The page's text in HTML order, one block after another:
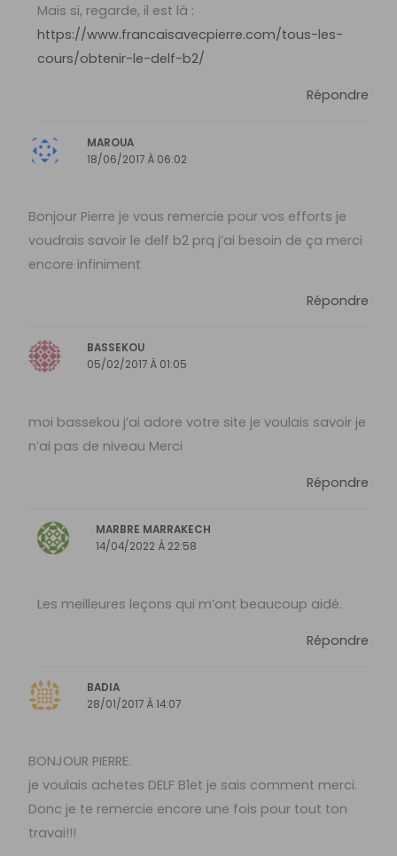
Mais si, regarde, il est là :
https://www.francaisavecpierre.com/tous-les-
cours/obtenir-le-delf-b2/
Répondre
MAROUA
18/06/2017 À 06:02
Bonjour Pierre je vous remercie pour vos efforts je
voudrais savoir le delf b2 prq j’ai besoin de ça merci
encore infiniment
Répondre
BASSEKOU
05/02/2017 À 01:05
moi bassekou j’ai adore votre site je voulais savoir je
n’ai pas de niveau Merci
Répondre
MARBRE MARRAKECH
14/04/2022 À 22:58
Les meilleures leçons qui m’ont beaucoup aidé.
Répondre
BADIA
28/01/2017 À 14:07
BONJOUR PIERRE.
je voulais achetes DELF B1et je sais comment merci.
Donc je te remercie encore une fois pour tout ton
travai!!!